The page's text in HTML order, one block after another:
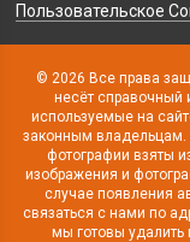
Пользовательское
© 2026 Все права
несёт справочный
используемые на
законным владельцам.
фотографии взяты
изображения и
случае появления
связаться с нами по
мы готовы удалить